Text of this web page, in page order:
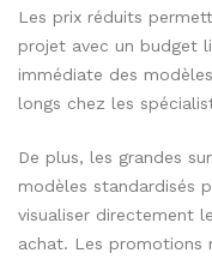
Les prix réduits
projet avec un budget
immédiate des
longs chez les
De plus, les grandes
modèles standardisés
visualiser directement
achat. Les promotions